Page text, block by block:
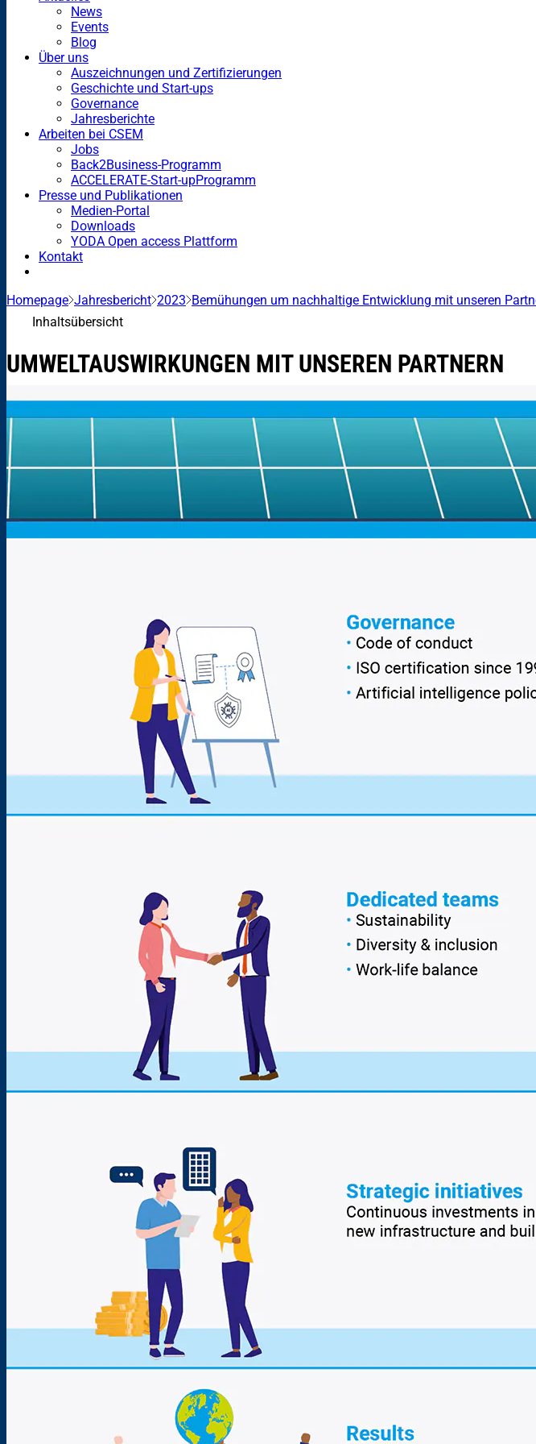
News
Events
Blog
Über uns
Auszeichnungen und Zertifizierungen
Geschichte und Start-ups
Governance
Jahresberichte
Arbeiten bei CSEM
Jobs
Back2Business-Programm
ACCELERATE-Start-upProgramm
Presse und Publikationen
Medien-Portal
Downloads
YODA Open access Plattform
Kontakt
Homepage Jahresbericht 2023 Bemühungen um nachhaltige Entwicklung mit unseren
Inhaltsübersicht
UMWELTAUSWIRKUNGEN MIT UNSEREN PARTNERN